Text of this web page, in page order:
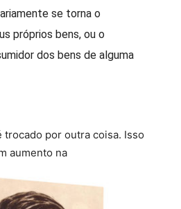
se torna o
próprios bens, ou o
dos bens de alguma
trocado por outra coisa. Isso
aumento na